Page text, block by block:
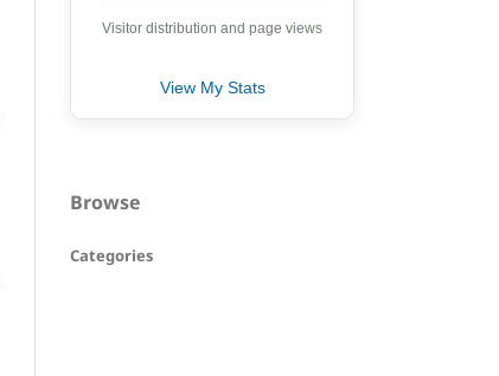
Visitor distribution and page views
View My Stats
Browse
Categories